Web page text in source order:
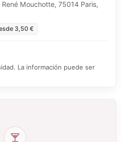
Mouchotte, 75014 Paris,
3,50 €
La información puede ser